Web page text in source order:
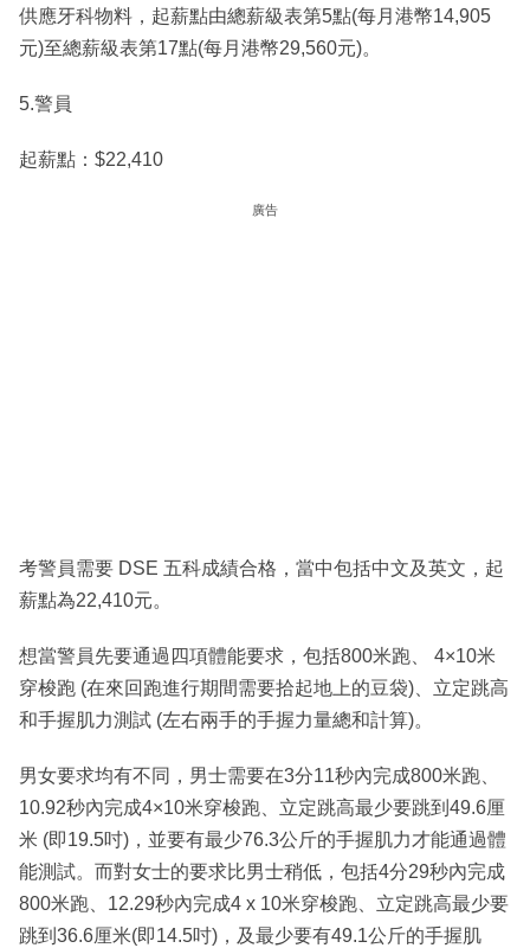
供應牙科物料，起薪點由總薪級表第5點(每月港幣14,905
元)至總薪級表第17點(每月港幣29,560元)。
5.警員
起薪點：$22,410
廣告
考警員需要 DSE 五科成績合格，當中包括中文及英文，起
薪點為22,410元。
想當警員先要通過四項體能要求，包括800米跑、 4×10米
穿梭跑 (在來回跑進行期間需要拾起地上的豆袋)、立定跳高
和手握肌力測試 (左右兩手的手握力量總和計算)。
男女要求均有不同，男士需要在3分11秒內完成800米跑、
10.92秒內完成4×10米穿梭跑、立定跳高最少要跳到49.6厘
米 (即19.5吋)，並要有最少76.3公斤的手握肌力才能通過體
能測試。而對女士的要求比男士稍低，包括4分29秒內完成
800米跑、12.29秒內完成4 x 10米穿梭跑、立定跳高最少要
跳到36.6厘米(即14.5吋)，及最少要有49.1公斤的手握肌